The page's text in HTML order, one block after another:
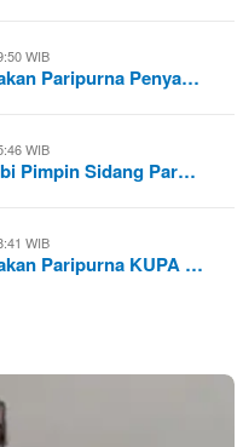
WIB
Paripurna Penya…
WIB
Pimpin Sidang Par…
WIB
Paripurna KUPA …